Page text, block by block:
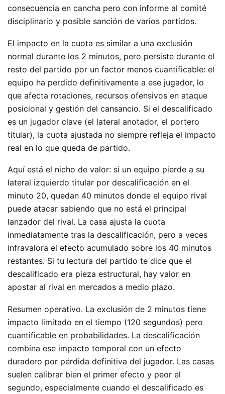
consecuencia en cancha pero con informe al comité
disciplinario y posible sanción de varios partidos.
El impacto en la cuota es similar a una exclusión
normal durante los 2 minutos, pero persiste durante el
resto del partido por un factor menos cuantificable: el
equipo ha perdido definitivamente a ese jugador, lo
que afecta rotaciones, recursos ofensivos en ataque
posicional y gestión del cansancio. Si el descalificado
es un jugador clave (el lateral anotador, el portero
titular), la cuota ajustada no siempre refleja el impacto
real en lo que queda de partido.
Aquí está el nicho de valor: si un equipo pierde a su
lateral izquierdo titular por descalificación en el
minuto 20, quedan 40 minutos donde el equipo rival
puede atacar sabiendo que no está el principal
lanzador del rival. La casa ajusta la cuota
inmediatamente tras la descalificación, pero a veces
infravalora el efecto acumulado sobre los 40 minutos
restantes. Si tu lectura del partido te dice que el
descalificado era pieza estructural, hay valor en
apostar al rival en mercados a medio plazo.
Resumen operativo. La exclusión de 2 minutos tiene
impacto limitado en el tiempo (120 segundos) pero
cuantificable en probabilidades. La descalificación
combina ese impacto temporal con un efecto
duradero por pérdida definitiva del jugador. Las casas
suelen calibrar bien el primer efecto y peor el
segundo, especialmente cuando el descalificado es